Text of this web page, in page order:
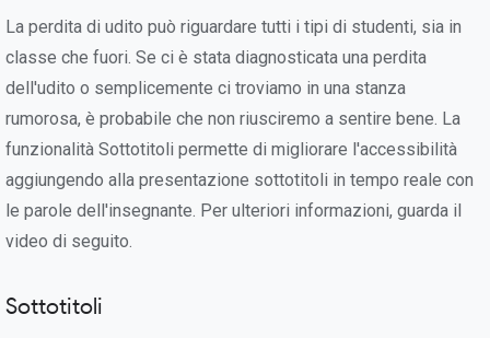
La perdita di udito può riguardare tutti i tipi di studenti, sia in
classe che fuori. Se ci è stata diagnosticata una perdita
dell'udito o semplicemente ci troviamo in una stanza
rumorosa, è probabile che non riusciremo a sentire bene. La
funzionalità Sottotitoli permette di migliorare l'accessibilità
aggiungendo alla presentazione sottotitoli in tempo reale con
le parole dell'insegnante. Per ulteriori informazioni, guarda il
video di seguito.
Sottotitoli